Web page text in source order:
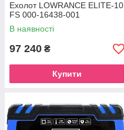
Ехолот LOWRANCE ELITE-10
FS 000-16438-001
В наявності
97 240 ₴
Купити